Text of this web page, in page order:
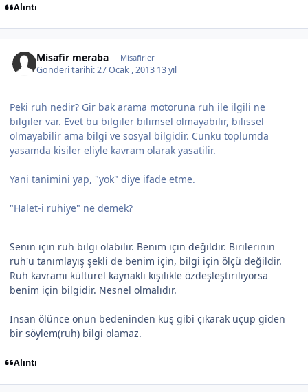
Alıntı
Misafir meraba Misafirler
Gönderi tarihi:27 Ocak , 2013 13 yıl
Peki ruh nedir? Gir bak arama motoruna ruh ile ilgili ne
bilgiler var. Evet bu bilgiler bilimsel olmayabilir, bilissel
olmayabilir ama bilgi ve sosyal bilgidir. Cunku toplumda
yasamda kisiler eliyle kavram olarak yasatilir.
Yani tanimini yap, "yok" diye ifade etme.
"Halet-i ruhiye" ne demek?
Senin için ruh bilgi olabilir. Benim için değildir. Birilerinin
ruh'u tanımlayış şekli de benim için, bilgi için ölçü değildir.
Ruh kavramı kültürel kaynaklı kişilikle özdeşleştiriliyorsa
benim için bilgidir. Nesnel olmalıdır.
İnsan ölünce onun bedeninden kuş gibi çıkarak uçup giden
bir söylem(ruh) bilgi olamaz.
Alıntı